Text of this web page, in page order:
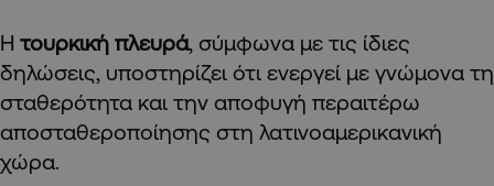
Η τουρκική πλευρά, σύμφωνα με τις ίδιες
δηλώσεις, υποστηρίζει ότι ενεργεί με γνώμονα τη
σταθερότητα και την αποφυγή περαιτέρω
αποσταθεροποίησης στη λατινοαμερικανική
χώρα.